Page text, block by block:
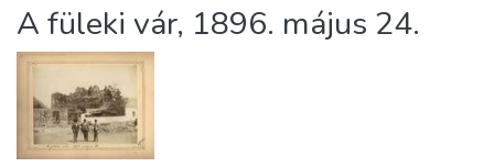
Statistics
About us
A füleki vár, 1896. május 24.